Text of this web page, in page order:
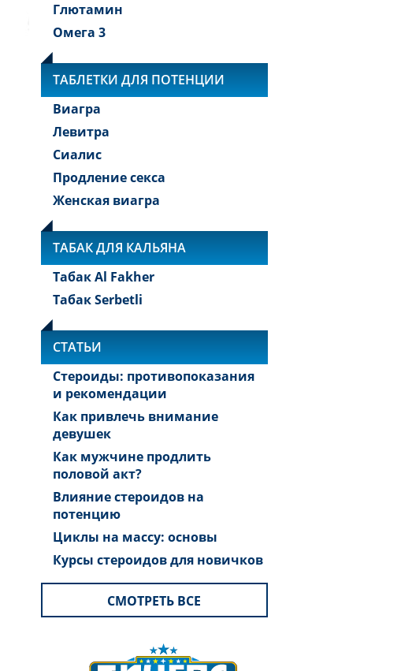
Глютамин
Омега 3
ТАБЛЕТКИ ДЛЯ ПОТЕНЦИИ
Виагра
Левитра
Сиалис
Продление секса
Женская виагра
ТАБАК ДЛЯ КАЛЬЯНА
Табак Al Fakher
Табак Serbetli
СТАТЬИ
Стероиды: противопоказания
и рекомендации
Как привлечь внимание
девушек
Как мужчине продлить
половой акт?
Влияние стероидов на
потенцию
Циклы на массу: основы
Курсы стероидов для новичков
СМОТРЕТЬ ВСЕ